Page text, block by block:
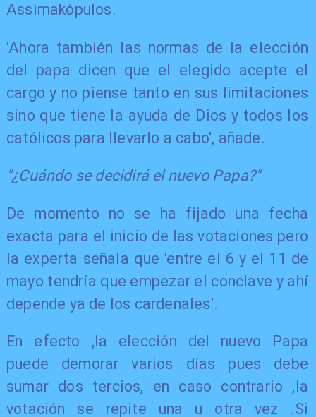
Assimakópulos.
'Ahora también las normas de la elección
del papa dicen que el elegido acepte el
cargo y no piense tanto en sus limitaciones
sino que tiene la ayuda de Dios y todos los
católicos para llevarlo a cabo', añade.
"¿Cuándo se decidirá el nuevo Papa?"
De momento no se ha fijado una fecha
exacta para el inicio de las votaciones pero
la experta señala que 'entre el 6 y el 11 de
mayo tendría que empezar el conclave y ahí
depende ya de los cardenales'.
En efecto ,la elección del nuevo Papa
puede demorar varios días pues debe
sumar dos tercios, en caso contrario ,la
votación se repite una u otra vez .Si